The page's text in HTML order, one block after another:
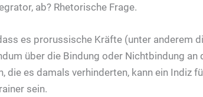
ab? Rhetorische Frage.
es prorussische Kräfte (unter anderem
über die Bindung oder Nichtbindung an
die es damals verhinderten, kann ein Indiz
sein.